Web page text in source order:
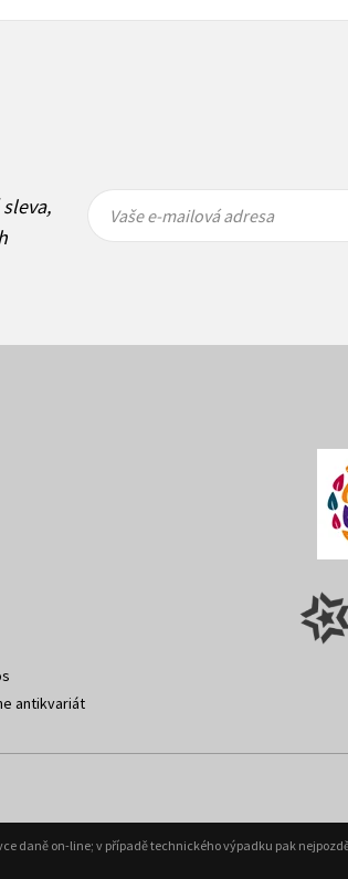
mailová
mailová
Vaše e-mailová adresa
antikvariát
on-line; v případě technického výpadku pak